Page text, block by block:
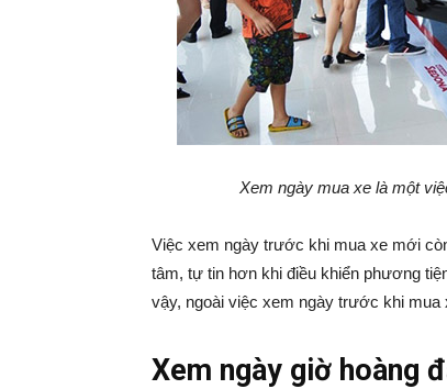
Xem ngày mua xe là một
Việc xem ngày trước khi mua xe mới
tâm, tự tin hơn khi điều khiển phương
vậy, ngoài việc xem ngày trước khi
Xem ngày giờ hoàng